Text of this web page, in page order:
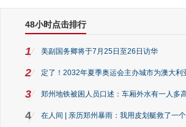
48小时点击排行
1 美副国务卿将于7月25日至26日访华
2 定了！2032年夏季奥运会主办城市为澳大利
3 郑州地铁被困人员口述：车厢外水有一人多
4 在人间 | 亲历郑州暴雨：我用皮划艇救了一